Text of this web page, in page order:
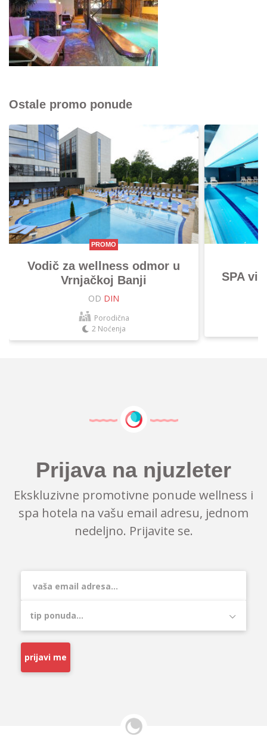
Ostale promo ponude
PROMO
Vodič za wellness odmor u
Vrnjačkoj Banji
OD DIN
Porodična
2 Noćenja
SPA
Prijava na njuzleter
Ekskluzivne promotivne ponude wellness i
spa hotela na vašu email adresu, jednom
nedeljno. Prijavite se.
prijavi me